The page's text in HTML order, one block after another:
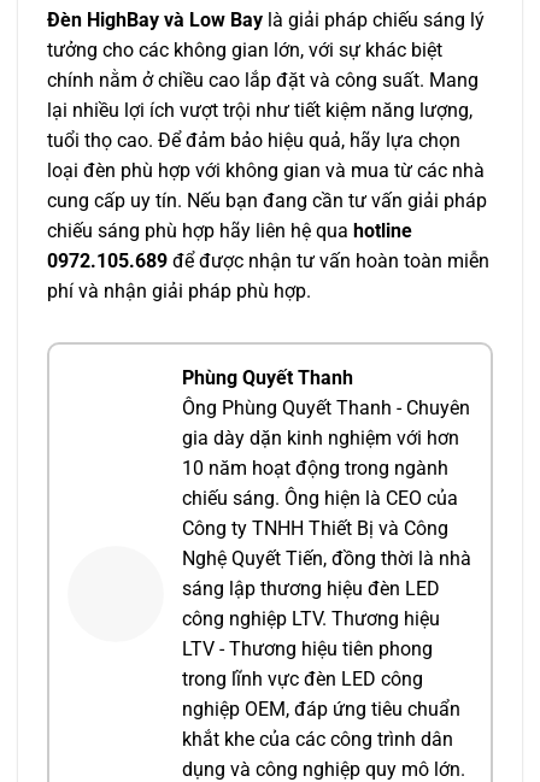
Đèn HighBay và Low Bay là giải pháp chiếu sáng lý
tưởng cho các không gian lớn, với sự khác biệt
chính nằm ở chiều cao lắp đặt và công suất. Mang
lại nhiều lợi ích vượt trội như tiết kiệm năng lượng,
tuổi thọ cao. Để đảm bảo hiệu quả, hãy lựa chọn
loại đèn phù hợp với không gian và mua từ các nhà
cung cấp uy tín. Nếu bạn đang cần tư vấn giải pháp
chiếu sáng phù hợp hãy liên hệ qua hotline
0972.105.689 để được nhận tư vấn hoàn toàn miễn
phí và nhận giải pháp phù hợp.
Phùng Quyết Thanh
Ông Phùng Quyết Thanh - Chuyên
gia dày dặn kinh nghiệm với hơn
10 năm hoạt động trong ngành
chiếu sáng. Ông hiện là CEO của
Công ty TNHH Thiết Bị và Công
Nghệ Quyết Tiến, đồng thời là nhà
sáng lập thương hiệu đèn LED
công nghiệp LTV. Thương hiệu
LTV - Thương hiệu tiên phong
trong lĩnh vực đèn LED công
nghiệp OEM, đáp ứng tiêu chuẩn
khắt khe của các công trình dân
dụng và công nghiệp quy mô lớn.